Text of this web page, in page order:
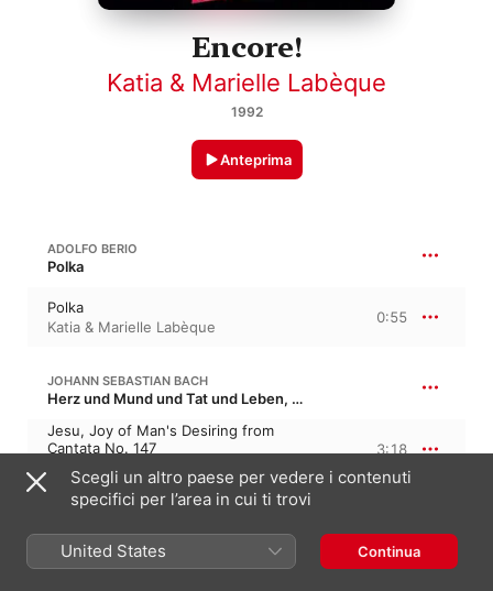
Encore!
Katia & Marielle Labèque
1992
Anteprima
ADOLFO BERIO
Polka
Polka
Katia & Marielle Labèque
0:55
JOHANN SEBASTIAN BACH
Herz und Mund und Tat und Leben, BWV 147 · “Il cuore e la bocca, le azioni e la vita”
Jesu, Joy of Man's Desiring from
Cantata No. 147
Katia & Marielle Labèque
3:18
GEORGE GERSHWIN
3 Preludi
I. Allegro Ben Ritmato e Deciso
Scegli un altro paese per vedere i contenuti
specifici per l’area in cui ti trovi
United States Continua